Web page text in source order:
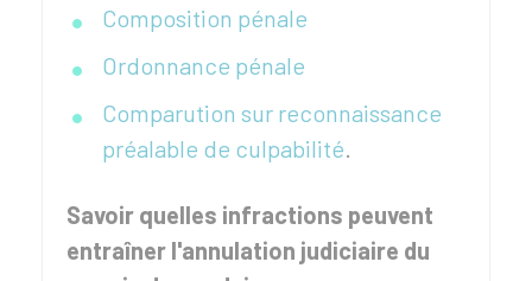
Composition pénale
Ordonnance pénale
Comparution sur reconnaissance
préalable de culpabilité.
Savoir quelles infractions peuvent
entraîner l'annulation judiciaire du